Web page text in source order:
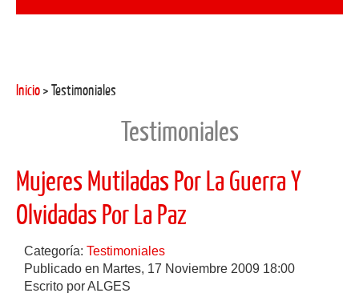
Inicio> Testimoniales
Testimoniales
Mujeres Mutiladas Por La Guerra Y
Olvidadas Por La Paz
Categoría: Testimoniales
Publicado en Martes, 17 Noviembre 2009 18:00
Escrito por ALGES